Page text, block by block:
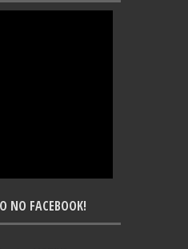
NO FACEBOOK!